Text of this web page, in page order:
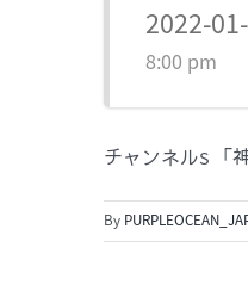
2022-
8:00 pm
チャンネルS 「
By